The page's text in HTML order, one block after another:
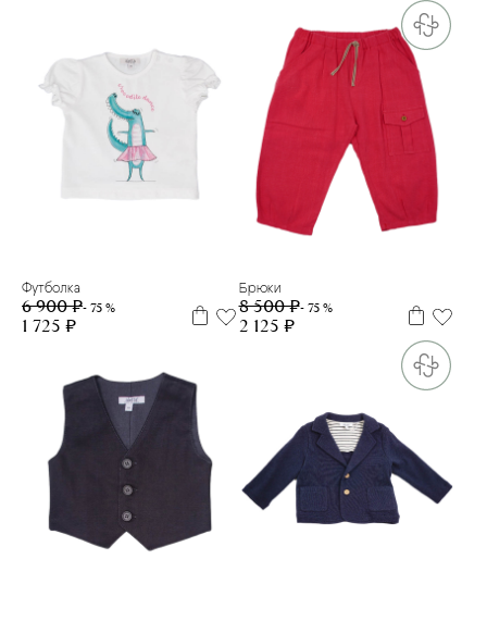
Футболка
6 900 ₽- 75 %
1 725 ₽
Брюки
8 500 ₽- 75 %
2 125 ₽